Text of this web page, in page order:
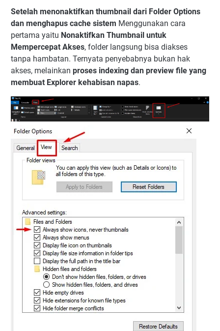
Setelah menonaktifkan thumbnail dari Folder Options
dan menghapus cache sistem Menggunakan cara
pertama yaitu Nonaktifkan Thumbnail untuk
Mempercepat Akses, folder langsung bisa diakses
tanpa hambatan. Ternyata penyebabnya bukan hak
akses, melainkan proses indexing dan preview file yang
membuat Explorer kehabisan napas.